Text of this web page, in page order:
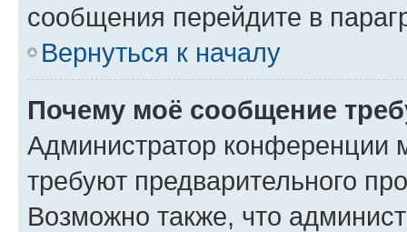
сообщения перейдите в
Вернуться к началу
Почему моё сообщение
Администратор конференции
требуют предварительного
Возможно также, что